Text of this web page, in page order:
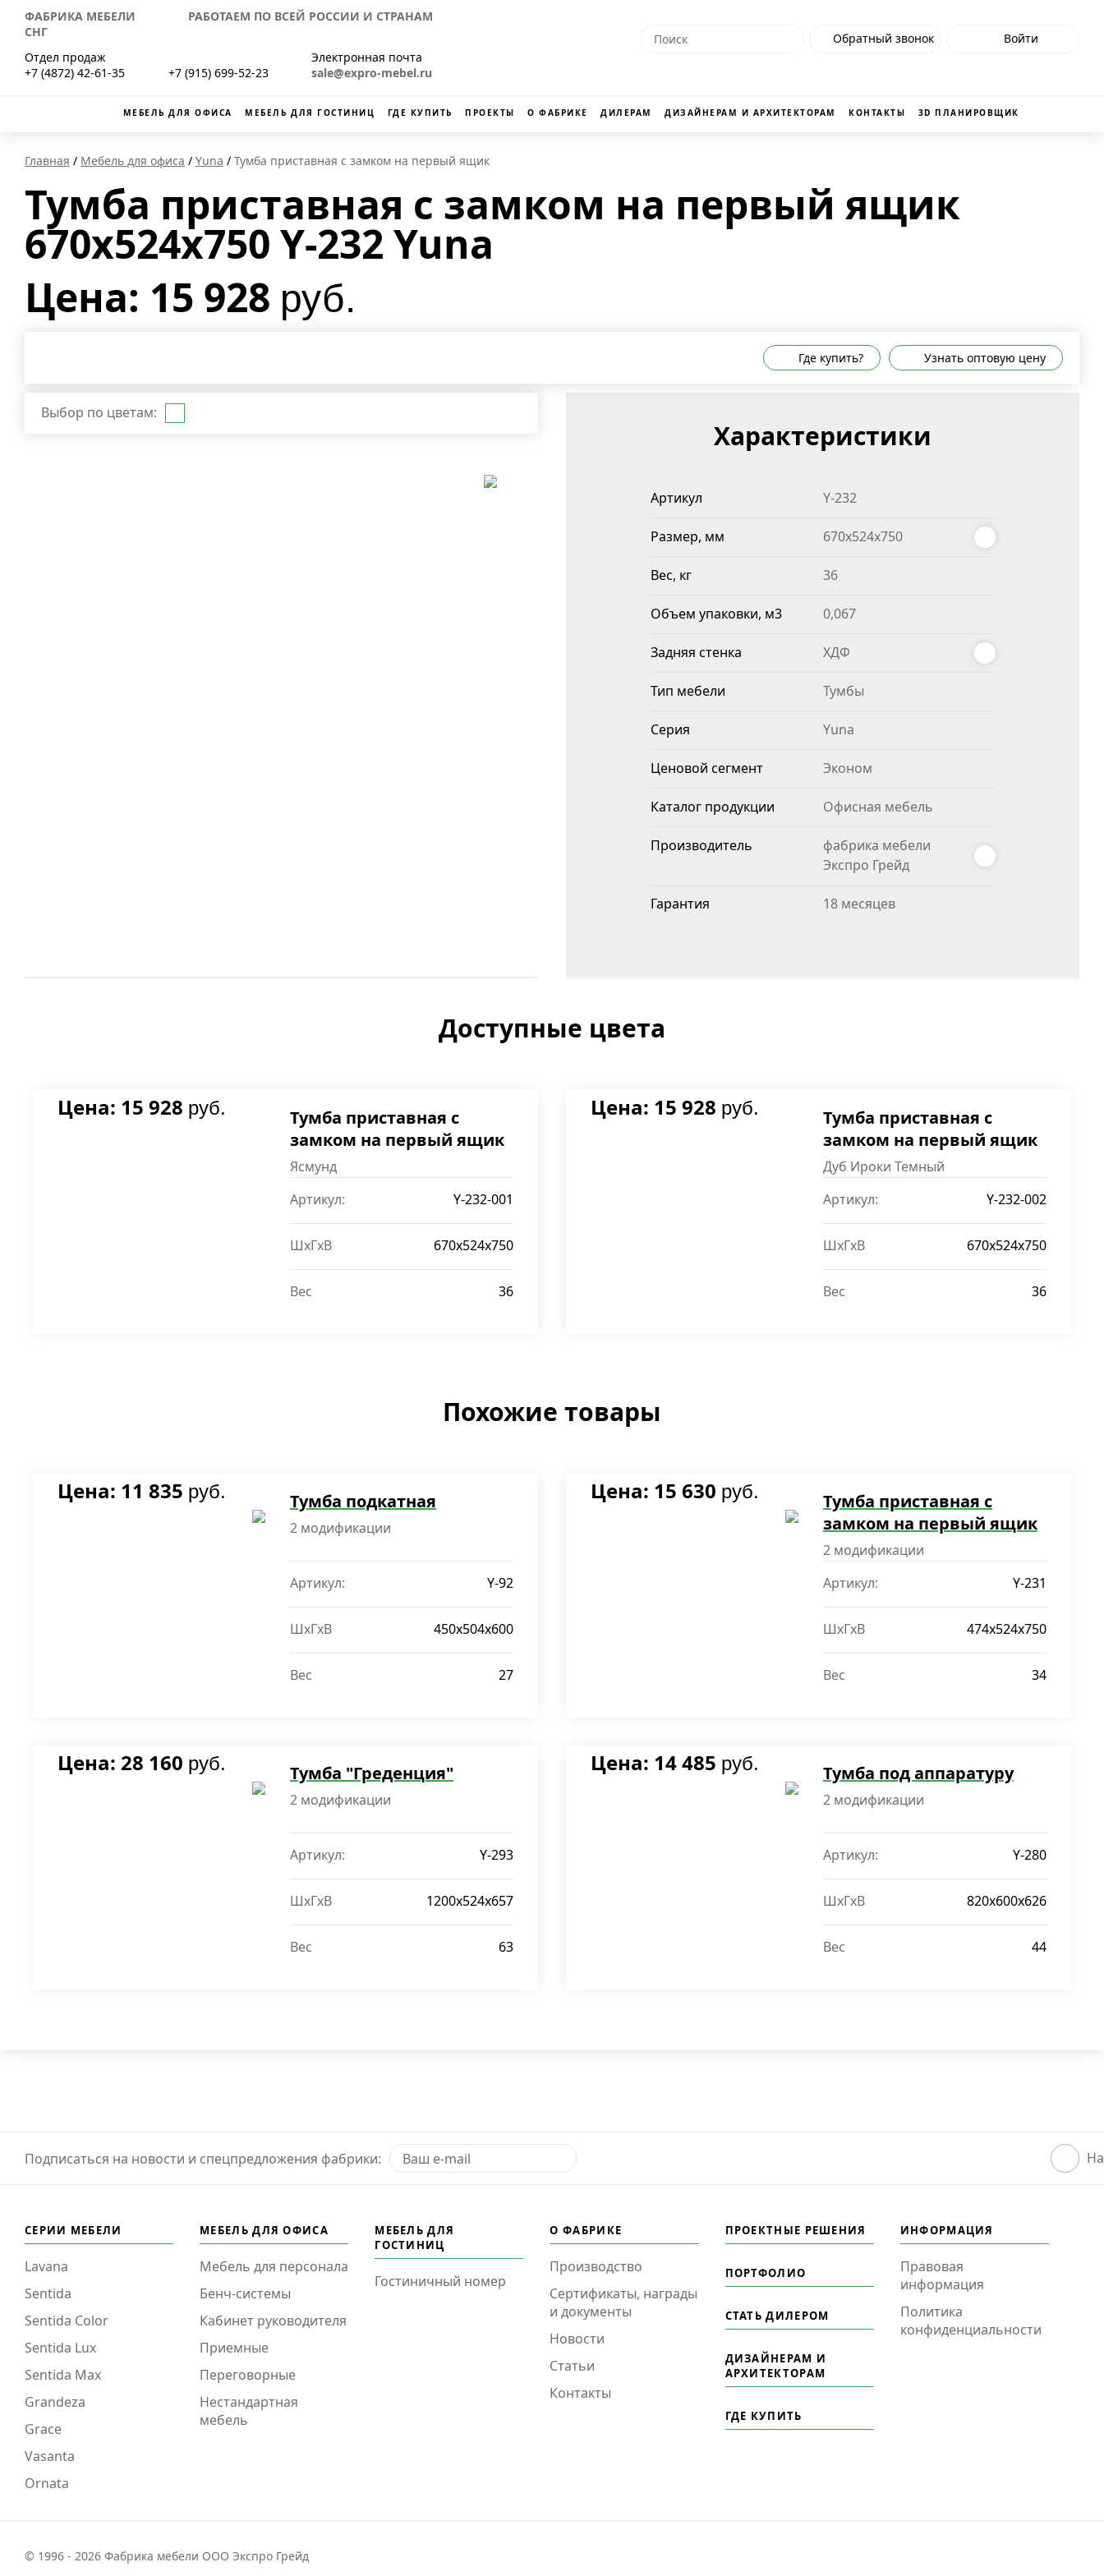
ФАБРИКА МЕБЕЛИ РАБОТАЕМ ПО ВСЕЙ РОССИИ И СТРАНАМ
СНГ
Отдел продаж
+7 (4872) 42-61-35
+7 (915) 699-52-23
Электронная почта
sale@expro-mebel.ru
Обратный звонок Войти
МЕБЕЛЬ ДЛЯ ОФИСА МЕБЕЛЬ ДЛЯ ГОСТИНИЦ ГДЕ КУПИТЬ ПРОЕКТЫ О ФАБРИКЕ ДИЛЕРАМ ДИЗАЙНЕРАМ И АРХИТЕКТОРАМ КОНТАКТЫ 3D ПЛАНИРОВЩИК
Главная Мебель для офиса Yuna Тумба приставная с замком на первый ящик
Тумба приставная с замком на первый ящик
670x524x750 Y-232 Yuna
Цена: 15 928 руб.
Где купить? Узнать оптовую цену
Выбор по цветам:
Характеристики
Артикул Y-232
Размер, мм 670x524x750
Вес, кг 36
Объем упаковки, м3 0,067
Задняя стенка ХДФ
Тип мебели Тумбы
Серия Yuna
Ценовой сегмент Эконом
Каталог продукции Офисная мебель
Производитель
фабрика мебели
Экспро Грейд
Гарантия 18 месяцев
Доступные цвета
Тумба приставная с
замком на первый ящик
Ясмунд
Цена: 15 928 руб.
Артикул: Y-232-001
ШxГxВ 670x524x750
Вес 36
Тумба приставная с
замком на первый ящик
Дуб Ироки Темный
Цена: 15 928 руб.
Артикул: Y-232-002
ШxГxВ 670x524x750
Вес 36
Похожие товары
Тумба подкатная
2 модификации
Цена: 11 835 руб.
Артикул: Y-92
ШxГxВ 450x504x600
Вес 27
Тумба приставная с
замком на первый ящик
2 модификации
Цена: 15 630 руб.
Артикул: Y-231
ШxГxВ 474x524x750
Вес 34
Тумба "Греденция"
2 модификации
Цена: 28 160 руб.
Артикул: Y-293
ШxГxВ 1200x524x657
Вес 63
Тумба под аппаратуру
2 модификации
Цена: 14 485 руб.
Артикул: Y-280
ШxГxВ 820х600х626
Вес 44
Подписаться на новости и спецпредложения фабрики:
СЕРИИ МЕБЕЛИ
Lavana
Sentida
Sentida Color
Sentida Lux
Sentida Max
Grandeza
Grace
Vasanta
Ornata
МЕБЕЛЬ ДЛЯ ОФИСА
Мебель для персонала
Бенч-системы
Кабинет руководителя
Приемные
Переговорные
Нестандартная
мебель
МЕБЕЛЬ ДЛЯ
ГОСТИНИЦ
Гостиничный номер
О ФАБРИКЕ
Производство
Сертификаты, награды
и документы
Новости
Статьи
Контакты
ПРОЕКТНЫЕ РЕШЕНИЯ
ПОРТФОЛИО
СТАТЬ ДИЛЕРОМ
ДИЗАЙНЕРАМ И
АРХИТЕКТОРАМ
ГДЕ КУПИТЬ
ИНФОРМАЦИЯ
Правовая
информация
Политика
конфиденциальности
© 1996 - 2026 Фабрика мебели ООО Экспро Грейд